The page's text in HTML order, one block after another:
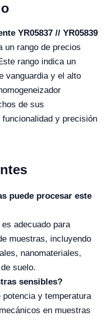
YR05837 // YR05839
un rango de precios
rango indica un
vanguardia y el alto
de sus
y precisión
puede procesar este
es adecuado para
muestras, incluyendo
nanomateriales,
suelo.
sensibles?
y temperatura
en muestras